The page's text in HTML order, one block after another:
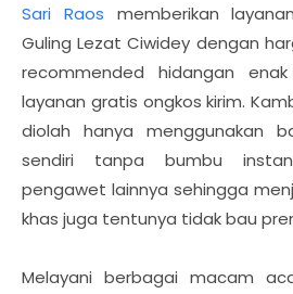
Sari Raos memberikan
Guling Lezat Ciwidey dengan
recommended hidangan
layanan gratis ongkos kirim.
diolah hanya menggunakan
sendiri tanpa bumbu
pengawet lainnya sehingga
khas juga tentunya tidak bau
Melayani berbagai macam